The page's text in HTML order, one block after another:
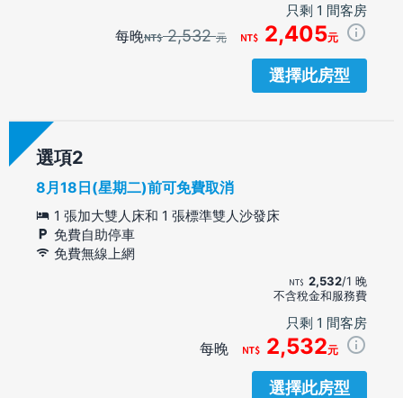
只剩 1 間客房
每晚 2,532元 2,405元
選擇此房型
選項
8月18日(星期二)前可免費取消
1 張加大雙人床和 1 張標準雙人沙發床
免費自助停車
免費無線上網
2,532/1 晚
不含稅金和服務費
只剩 1 間客房
每晚 2,532元
選擇此房型